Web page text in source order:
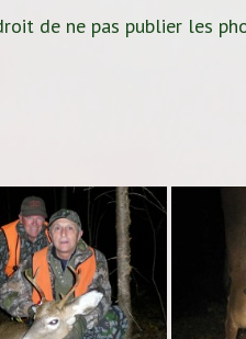
de ne pas publier les